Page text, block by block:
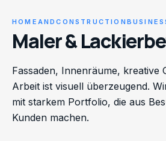
Maler &
Fassaden, Innenräume, kreative
Arbeit ist visuell überzeugend.
mit starkem Portfolio, die aus
Kunden machen.